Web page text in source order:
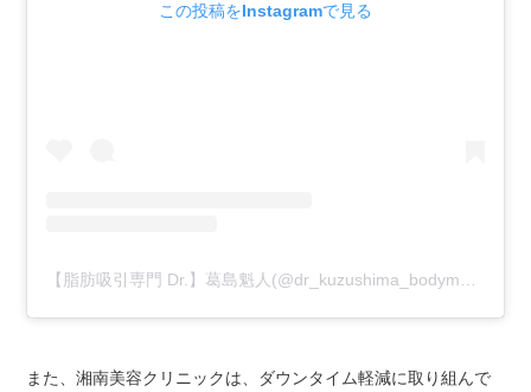
この投稿をInstagramで見る
また、湘南美容クリニックは、ダウンタイム軽減に取り組んで